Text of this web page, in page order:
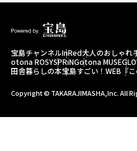
宝島チャンネルInRed大人のおしゃれ
otona ROSYSPRiNGotona MUSE
田舎暮らしの本宝島すごい！WEB 『
Copyright © TAKARAJIMASHA,Inc. All